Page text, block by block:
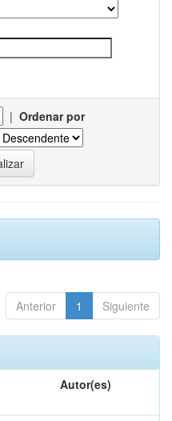
| Ordenar por
Anterior 1 Siguiente
Autor(es)